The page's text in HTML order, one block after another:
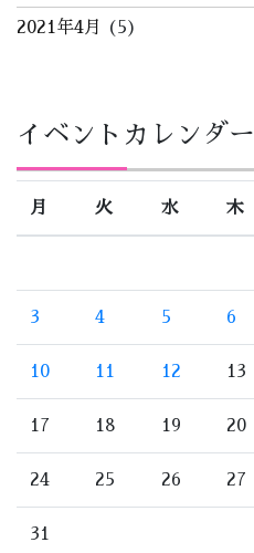
2021年4月 (5)
イベントカレンダー
月 火 水 木
3 4 5 6
10 11 12 13
17 18 19 20
24 25 26 27
31